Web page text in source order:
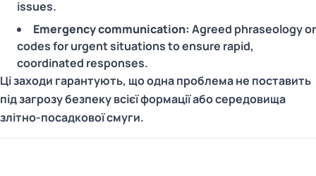
issues.
Emergency communication: Agreed phraseology or
codes for urgent situations to ensure rapid,
coordinated responses.
Ці заходи гарантують, що одна проблема не поставить
під загрозу безпеку всієї формації або середовища
злітно-посадкової смуги.